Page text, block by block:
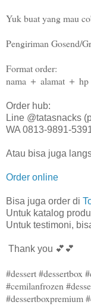
Yuk buat yang mau
Pengiriman Gosend/
Format order:
nama ＋ alamat ＋
Order hub:
Line @tatasnacks
WA 0813-9891-
Atau bisa juga
Order online
Bisa juga order di
Untuk katalog
Untuk testimoni,
Thank you 💕💕
#dessert #dessertbox
#cemilanfrozen
#dessertboxpremium